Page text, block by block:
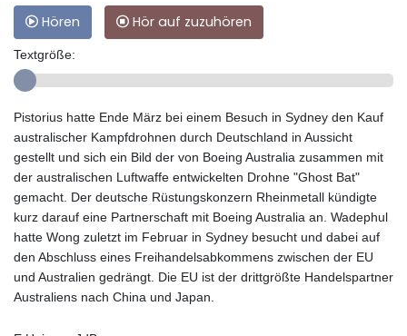
Hören Hör auf zuzuhören
Textgröße:
Pistorius hatte Ende März bei einem Besuch in Sydney den Kauf
australischer Kampfdrohnen durch Deutschland in Aussicht
gestellt und sich ein Bild der von Boeing Australia zusammen mit
der australischen Luftwaffe entwickelten Drohne "Ghost Bat"
gemacht. Der deutsche Rüstungskonzern Rheinmetall kündigte
kurz darauf eine Partnerschaft mit Boeing Australia an. Wadephul
hatte Wong zuletzt im Februar in Sydney besucht und dabei auf
den Abschluss eines Freihandelsabkommens zwischen der EU
und Australien gedrängt. Die EU ist der drittgrößte Handelspartner
Australiens nach China und Japan.